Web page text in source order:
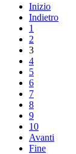
Inizio
Indietro
1
2
3
4
5
6
7
8
9
10
Avanti
Fine